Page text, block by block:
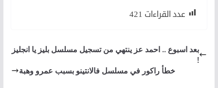
عدد القراءات 421
بعد اسبوع .. احمد عز ينتهي من تسجيل مسلسل بليز يا انجليز
!
خطأ راكور في مسلسل فالانتينو بسبب عمرو وهبة